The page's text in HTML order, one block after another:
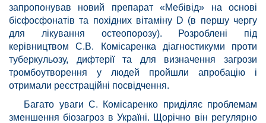
запропонував новий препарат «Мебівід» на основі
бісфосфонатів та похідних вітаміну D (в першу чергу
для лікування остеопорозу). Розроблені під
керівництвом С.В. Комісаренка діагностикуми проти
туберкульозу, дифтерії та для визначення загрози
тромбоутворення у людей пройшли апробацію і
отримали реєстраційні посвідчення.
Багато уваги С. Комісаренко приділяє проблемам
зменшення біозагроз в Україні. Щорічно він регулярно